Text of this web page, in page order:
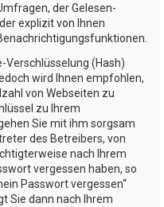
der Gelesen-
explizit von Ihnen
Verschlüsselung (Hash)
wird Ihnen empfohlen,
von Webseiten zu
zu Ihrem
Sie mit ihm sorgsam
des Betreibers, von
nach Ihrem
vergessen haben, so
Passwort vergessen“
Sie dann nach Ihrem